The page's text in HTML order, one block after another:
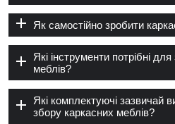
Як самостійно зробити
Які інструменти потрібні
меблів?
Які комплектуючі зазвичай
збору каркасних меблів?